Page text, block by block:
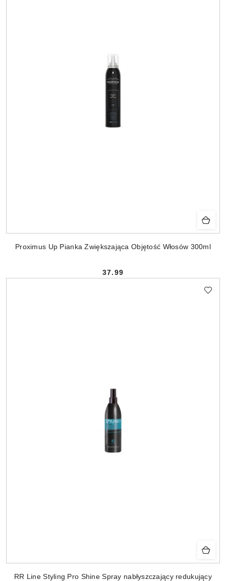
Proximus Up Pianka Zwiększająca Objętość Włosów 300ml
Cena:
37.99
RR Line Styling Pro Shine Spray nabłyszczający redukujący